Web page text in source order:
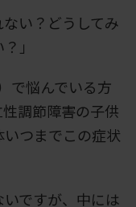
ない？どうしてみ
」
）で悩んでいる方
調節障害の子供
つまでこの症状
ですが、中には